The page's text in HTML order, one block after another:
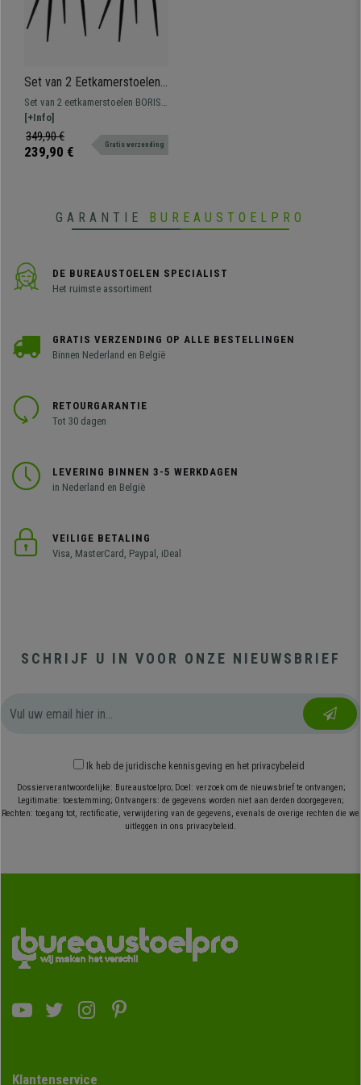
Set van 2 Eetkamerstoelen
BORIS, Elegante Metalen 4-
Pootsframe, Comfortabele
Vulling, Bekleed in
Lichtgrijze Stof
Set van 2 eetkamerstoelen BORIS,
een model dat opvalt door zijn
elegant, modern ontwerp en zijn
dikke, comfortabele vulling
[+Info]
349,90 €
239,90 € Gratis verzending
GARANTIE BUREAUSTOELPRO
DE BUREAUSTOELEN SPECIALIST
Het ruimste assortiment
GRATIS VERZENDING OP ALLE BESTELLINGEN
Binnen Nederland en België
RETOURGARANTIE
Tot 30 dagen
LEVERING BINNEN 3-5 WERKDAGEN
in Nederland en België
VEILIGE BETALING
Visa, MasterCard, Paypal, iDeal
SCHRIJF U IN VOOR ONZE NIEUWSBRIEF
Ik heb de juridische kennisgeving en het privacybeleid
Dossierverantwoordelijke: Bureaustoelpro; Doel: verzoek om de nieuwsbrief te ontvangen;
Legitimatie: toestemming; Ontvangers: de gegevens worden niet aan derden doorgegeven;
Rechten: toegang tot, rectificatie, verwijdering van de gegevens, evenals de overige rechten die we
uitleggen in ons privacybeleid.
Klantenservice